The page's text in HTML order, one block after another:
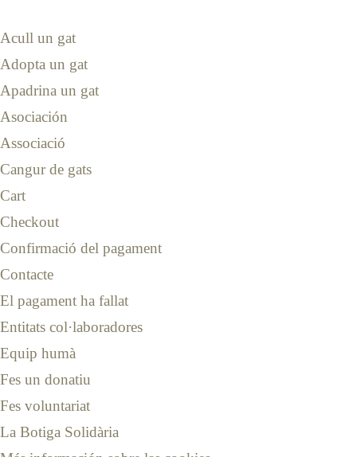
Acull un gat
Adopta un gat
Apadrina un gat
Asociación
Associació
Cangur de gats
Cart
Checkout
Confirmació del pagament
Contacte
El pagament ha fallat
Entitats col·laboradores
Equip humà
Fes un donatiu
Fes voluntariat
La Botiga Solidària